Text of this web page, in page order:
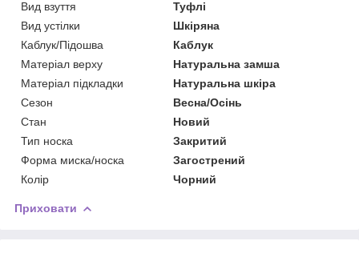
Вид взуття
Туфлі
Вид устілки
Шкіряна
Каблук/Підошва
Каблук
Матеріал верху
Натуральна замша
Матеріал підкладки
Натуральна шкіра
Сезон
Весна/Осінь
Стан
Новий
Тип носка
Закритий
Форма миска/носка
Загострений
Колір
Чорний
Приховати